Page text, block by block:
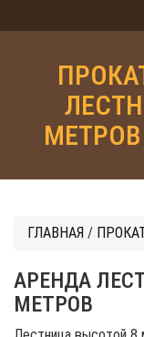
ГЛАВНАЯ /
АРЕНДА
МЕТРОВ